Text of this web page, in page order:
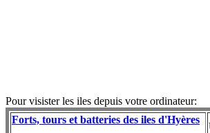
Pour visister les iles depuis votre ordinateur:
Forts, tours et batteries des iles d'Hyères